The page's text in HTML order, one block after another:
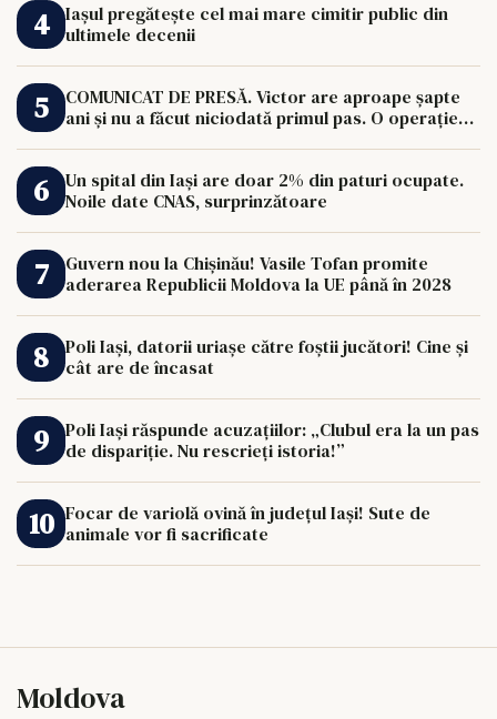
Iașul pregătește cel mai mare cimitir public din
ultimele decenii
COMUNICAT DE PRESĂ. Victor are aproape șapte
ani și nu a făcut niciodată primul pas. O operație
Un spital din Iași are doar 2% din paturi ocupate.
Noile date CNAS, surprinzătoare
Guvern nou la Chișinău! Vasile Tofan promite
aderarea Republicii Moldova la UE până în 2028
Poli Iași, datorii uriașe către foștii jucători! Cine și
cât are de încasat
Poli Iași răspunde acuzațiilor: „Clubul era la un pas
de dispariție. Nu rescrieți istoria!”
Focar de variolă ovină în județul Iași! Sute de
animale vor fi sacrificate
Moldova